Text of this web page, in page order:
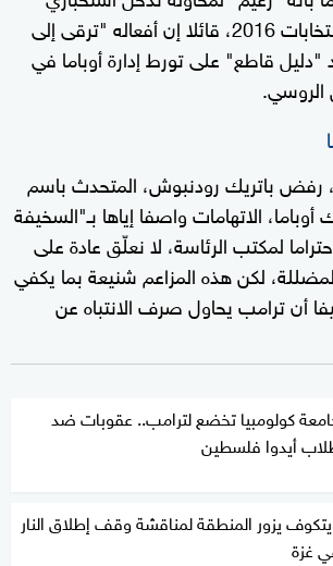
مزعومة في نتائج انتخابات 2016، قائلا إن أفعاله "ترقى إلى
"دليل قاطع" على تورط إدارة أوباما في
الروسي.
باتريك رودنبوش، المتحدث باسم
أوباما، الاتهامات واصفا إياها بـ"السخيفة
لمكتب الرئاسة، لا نعلّق عادة على
لكن هذه المزاعم شنيعة بما يكفي
أن ترامب يحاول صرف الانتباه عن
كولومبيا تخضع لترامب.. عقوبات ضد
أيدوا فلسطين
يزور المنطقة لمناقشة وقف إطلاق النار
غزة